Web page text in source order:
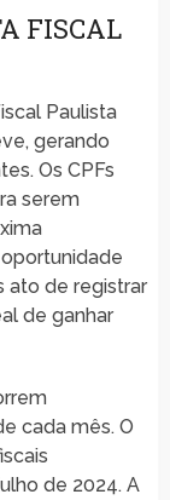
FISCAL
Paulista
gerando
Os CPFs
serem
ato de registrar
de ganhar
cada mês. O
de 2024. A